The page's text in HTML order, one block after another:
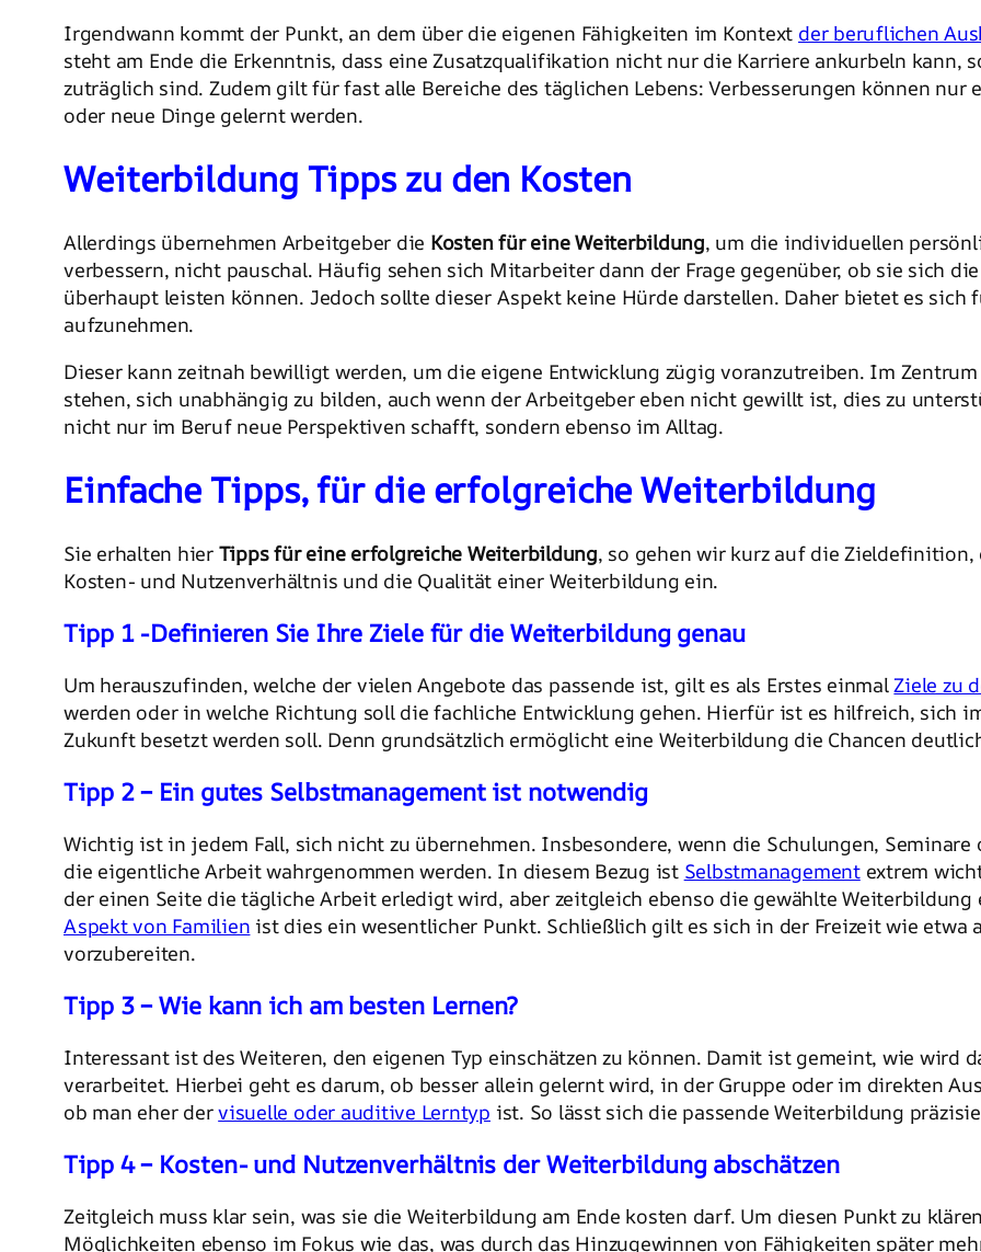
Irgendwann kommt der Punkt, an dem über die eigenen Fähigkeiten im Kontext der beruflichen
steht am Ende die Erkenntnis, dass eine Zusatzqualifikation nicht nur die Karriere ankurbeln kann,
zuträglich sind. Zudem gilt für fast alle Bereiche des täglichen Lebens: Verbesserungen können
oder neue Dinge gelernt werden.
Weiterbildung Tipps zu den Kosten
Allerdings übernehmen Arbeitgeber die Kosten für eine Weiterbildung, um die individuellen
verbessern, nicht pauschal. Häufig sehen sich Mitarbeiter dann der Frage gegenüber, ob sie sich
überhaupt leisten können. Jedoch sollte dieser Aspekt keine Hürde darstellen. Daher bietet es sich
aufzunehmen.
Dieser kann zeitnah bewilligt werden, um die eigene Entwicklung zügig voranzutreiben. Im
stehen, sich unabhängig zu bilden, auch wenn der Arbeitgeber eben nicht gewillt ist, dies zu
nicht nur im Beruf neue Perspektiven schafft, sondern ebenso im Alltag.
Einfache Tipps, für die erfolgreiche Weiterbildung
Sie erhalten hier Tipps für eine erfolgreiche Weiterbildung, so gehen wir kurz auf die Zieldefinition,
Kosten- und Nutzenverhältnis und die Qualität einer Weiterbildung ein.
Tipp 1 -Definieren Sie Ihre Ziele für die Weiterbildung genau
Um herauszufinden, welche der vielen Angebote das passende ist, gilt es als Erstes einmalZiele zu
werden oder in welche Richtung soll die fachliche Entwicklung gehen. Hierfür ist es hilfreich, sich
Zukunft besetzt werden soll. Denn grundsätzlich ermöglicht eine Weiterbildung die Chancen
Tipp 2 – Ein gutes Selbstmanagement ist notwendig
Wichtig ist in jedem Fall, sich nicht zu übernehmen. Insbesondere, wenn die Schulungen,
die eigentliche Arbeit wahrgenommen werden. In diesem Bezug ist Selbstmanagementextrem
der einen Seite die tägliche Arbeit erledigt wird, aber zeitgleich ebenso die gewählte
Aspekt von Familien ist dies ein wesentlicher Punkt. Schließlich gilt es sich in der Freizeit wie etwa
vorzubereiten.
Tipp 3 – Wie kann ich am besten Lernen?
Interessant ist des Weiteren, den eigenen Typ einschätzen zu können. Damit ist gemeint, wie wird
verarbeitet. Hierbei geht es darum, ob besser allein gelernt wird, in der Gruppe oder im direkten
ob man eher dervisuelle oder auditive Lerntyp ist. So lässt sich die passende Weiterbildung
Tipp 4 – Kosten- und Nutzenverhältnis der Weiterbildung abschätzen
Zeitgleich muss klar sein, was sie die Weiterbildung am Ende kosten darf. Um diesen Punkt zu
Möglichkeiten ebenso im Fokus wie das, was durch das Hinzugewinnen von Fähigkeiten später